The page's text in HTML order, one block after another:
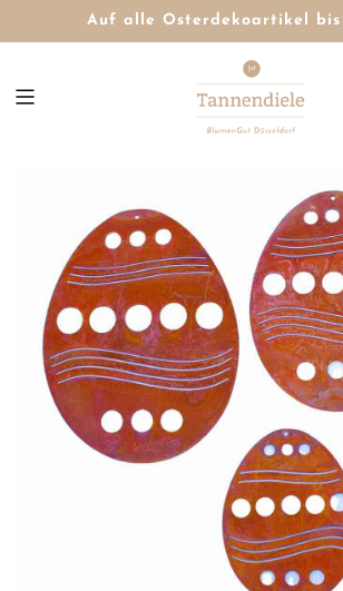
Auf alle Osterdekoartikel bis